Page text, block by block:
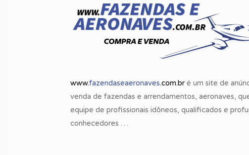
www.fazendaseaeronaves.com.br é um site de
venda de fazendas e arrendamentos, aeronaves,
equipe de profissionais idôneos, qualificados e
conhecedores …